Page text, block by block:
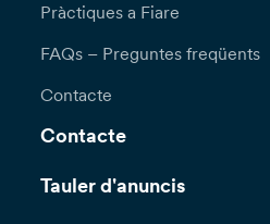
Pràctiques a Fiare
FAQs – Preguntes freqüents
Contacte
Contacte
Tauler d'anuncis